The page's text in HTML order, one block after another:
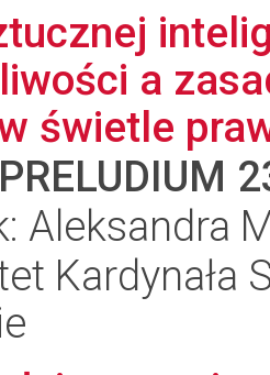
a
świetle
PRELUDIUM
Aleksandra
Kardynała